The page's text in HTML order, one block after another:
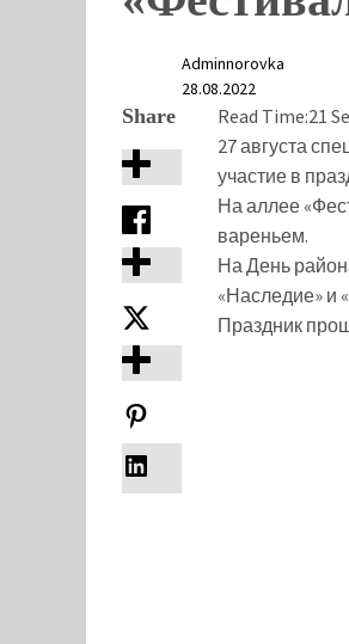
Adminnorovka
28.08.2022
Share Read Time:21
27 августа
участие в
На аллее
вареньем.
На День
«Наследие» и
Праздник